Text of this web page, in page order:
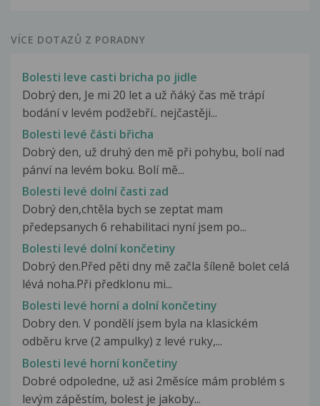
VÍCE DOTAZŮ Z PORADNY
Bolesti leve casti bricha po jidle
Dobrý den, Je mi 20 let a už ňáký čas mě trápí
bodání v levém podžebří.. nejčastěji...
Bolesti levé části břicha
Dobrý den, už druhý den mě při pohybu, bolí nad
pánví na levém boku. Bolí mě...
Bolesti levé dolní časti zad
Dobrý den,chtěla bych se zeptat mam
předepsanych 6 rehabilitaci nyní jsem po...
Bolesti levé dolní končetiny
Dobrý den.Před pěti dny mě začla šíleně bolet celá
lévá noha.Při předklonu mi...
Bolesti levé horní a dolní končetiny
Dobry den. V pondělí jsem byla na klasickém
odběru krve (2 ampulky) z levé ruky,...
Bolesti levé horní končetiny
Dobré odpoledne, už asi 2měsíce mám problém s
levým zápěstím, bolest je jakoby...